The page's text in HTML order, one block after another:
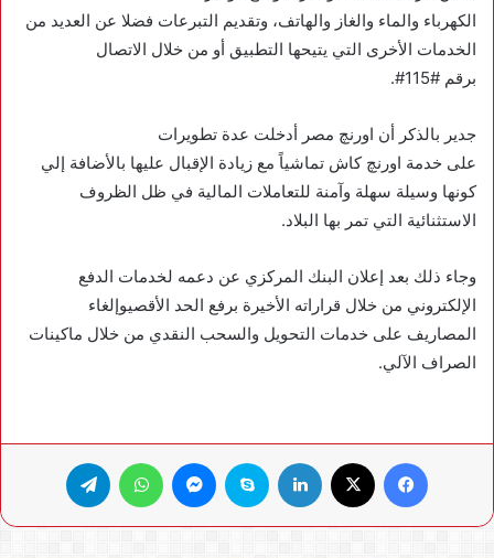
الكهرباء والماء والغاز والهاتف، وتقديم التبرعات فضلا عن العديد من
الخدمات الأخرى التي يتيحها التطبيق أو من خلال الاتصال
برقم #115#.
جدير بالذكر أن اورنچ مصر أدخلت عدة تطويرات
على خدمة اورنچ كاش تماشياً مع زيادة الإقبال عليها بالأضافة إلي
كونها وسيلة سهلة وآمنة للتعاملات المالية في ظل الظروف
الاستثنائية التي تمر بها البلاد.
وجاء ذلك بعد إعلان البنك المركزي عن دعمه لخدمات الدفع
الإلكتروني من خلال قراراته الأخيرة برفع الحد الأقصيوإلغاء
المصاريف على خدمات التحويل والسحب النقدي من خلال ماكينات
الصراف الآلي.
فيسبوك لينكدإن سكايب ماسنجر واتساب